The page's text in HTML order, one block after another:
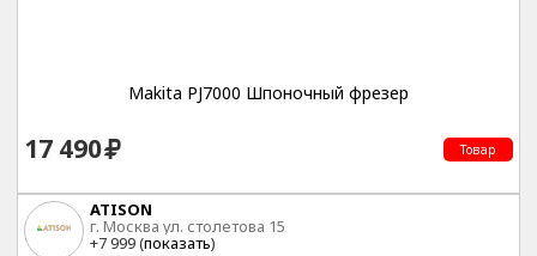
Makita PJ7000 Шпоночный фрезер
17 490 Товар
ATISON
г. Москва ул. столетова 15
+7 999 (показать)